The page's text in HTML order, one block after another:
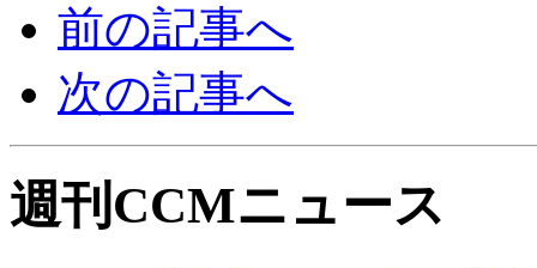
前の記事へ
次の記事へ
週刊CCMニュース